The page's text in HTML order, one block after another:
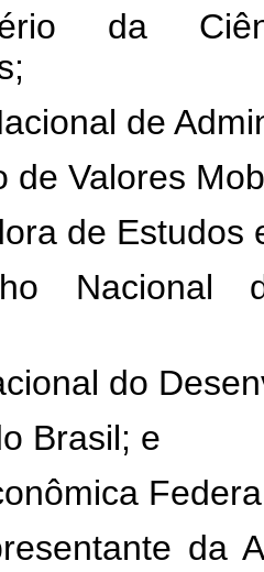
da
de
de Valores
de Estudos
Nacional
do
Brasil; e
da